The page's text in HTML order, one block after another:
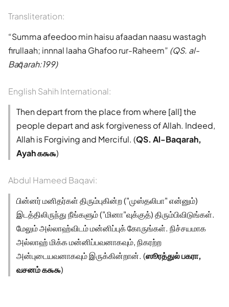
Transliteration:
Summa afeedoo min haisu afaadan naasu wastagh
firullaah; innnal laaha Ghafoo rur-Raheem (QS. al-
Baq̈arah:199)
English Sahih International:
Then depart from the place from where [all] the
people depart and ask forgiveness of Allah. Indeed,
Allah is Forgiving and Merciful. (QS. Al-Baqarah,
Ayah ௧௯௯)
Abdul Hameed Baqavi:
பின்னர் மனிதர்கள் திரும்புகின்ற ("முஸ்தலிபா" என்னும்)
இடத்திலிருந்து நீங்களும் ("மினா"வுக்குத்) திரும்பிவிடுங்கள்.
மேலும் அல்லாஹ்விடம் மன்னிப்புக் கோருங்கள். நிச்சயமாக
அல்லாஹ் மிக்க மன்னிப்பவனாகவும், நிகரற்ற
அன்புடையவனாகவும் இருக்கின்றான். (ஸூரத்துல் பகரா,
வசனம் ௧௯௯)